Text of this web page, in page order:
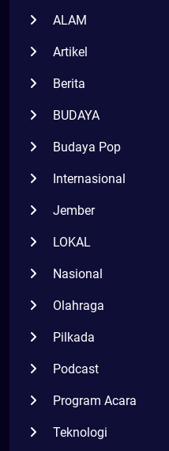
ALAM
Artikel
Berita
BUDAYA
Budaya Pop
Internasional
Jember
LOKAL
Nasional
Olahraga
Pilkada
Podcast
Program Acara
Teknologi